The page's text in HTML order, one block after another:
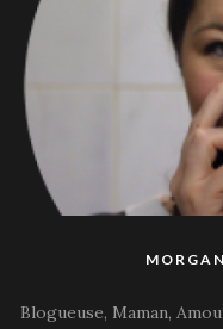
Blogueuse, Maman,